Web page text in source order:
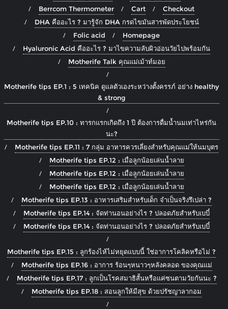
Berrcom Thermometer
Cart
Checkout
DHA คืออะไร ? มารู้จัก DHA กรดไขมันสารพัดประโยชน์
Folic acid
Homepage
Hyaluronic Acid คืออะไร ? มาไขความลับผิวอ่อนวัยไปพร้อมกัน
Motherife Talk คุณแม่เม้าท์มอย
Motherife tips EP.1 : 5 เทคนิค ดูแลตัวเองระหว่างตั้งครรภ์ อย่าง healthy
& strong
Motherife tips EP.10 : ทารกแรกเกิดถึง 1 ปี ต้องการดื่มน้ำนมเท่าไหร่กัน
นะ?
Motherife tips EP.11 : 7 กลุ่ม อาหารควรเลี่ยงสำหรับคุณแม่ให้นมบุตร
Motherife tips EP.12 : เมื่อลูกน้อยเล่นน้ำลาย
Motherife tips EP.12 : เมื่อลูกน้อยเล่นน้ำลาย
Motherife tips EP.12 : เมื่อลูกน้อยเล่นน้ำลาย
Motherife tips EP.13 : อาหารเสริมสำหรับเด็ก จำเป็นจริงรึเปล่า ?
Motherife tips EP.14 : จัดท่านอนอย่างไร ? ปลอดภัยสำหรับเบบี๋
Motherife tips EP.14 : จัดท่านอนอย่างไร ? ปลอดภัยสำหรับเบบี๋
Motherife tips EP.15 : ลูกร้องไห้ไม่หยุดแบบนี้ ใช่อาการโคลิคหรือไม่ ?
Motherife tips EP.16 : อาการ ร้อนๆหนาวๆหลังคลอด ของคุณแม่
Motherife tips EP.17 : ลูกเป็นโรคสมาธิสั้นหรือแค่ซนตามวัยกันนะ ?
Motherife tips EP.18 : สอนลูกให้มีสุข ด้วยปรัชญาลากอม